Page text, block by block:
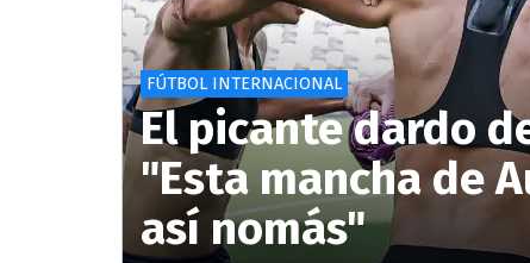
FÚTBOL INTERNACIONAL
El picante dardo
"Esta mancha de
así nomás"